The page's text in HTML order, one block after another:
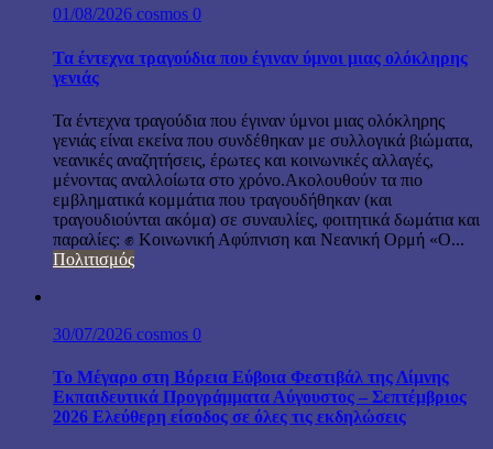
01/08/2026 cosmos 0
Τα έντεχνα τραγούδια που έγιναν ύμνοι μιας ολόκληρης
γενιάς
Τα έντεχνα τραγούδια που έγιναν ύμνοι μιας ολόκληρης
γενιάς είναι εκείνα που συνδέθηκαν με συλλογικά βιώματα,
νεανικές αναζητήσεις, έρωτες και κοινωνικές αλλαγές,
μένοντας αναλλοίωτα στο χρόνο.Ακολουθούν τα πιο
εμβληματικά κομμάτια που τραγουδήθηκαν (και
τραγουδιούνται ακόμα) σε συναυλίες, φοιτητικά δωμάτια και
παραλίες: ✊ Κοινωνική Αφύπνιση και Νεανική Ορμή «Ο...
Πολιτισμός
30/07/2026 cosmos 0
Το Μέγαρο στη Βόρεια Εύβοια Φεστιβάλ της Λίμνης
Εκπαιδευτικά Προγράμματα Αύγουστος – Σεπτέμβριος
2026 Ελεύθερη είσοδος σε όλες τις εκδηλώσεις